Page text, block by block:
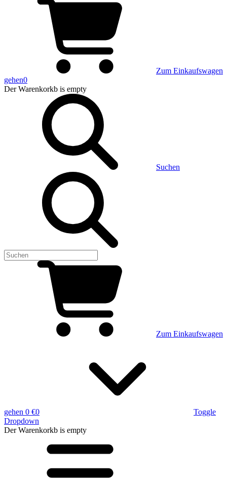
Zum Einkaufswagen
gehen0
Der Warenkorkb is empty
Suchen
Zum Einkaufswagen
gehen 0 €0
Toggle
Dropdown
Der Warenkorkb is empty